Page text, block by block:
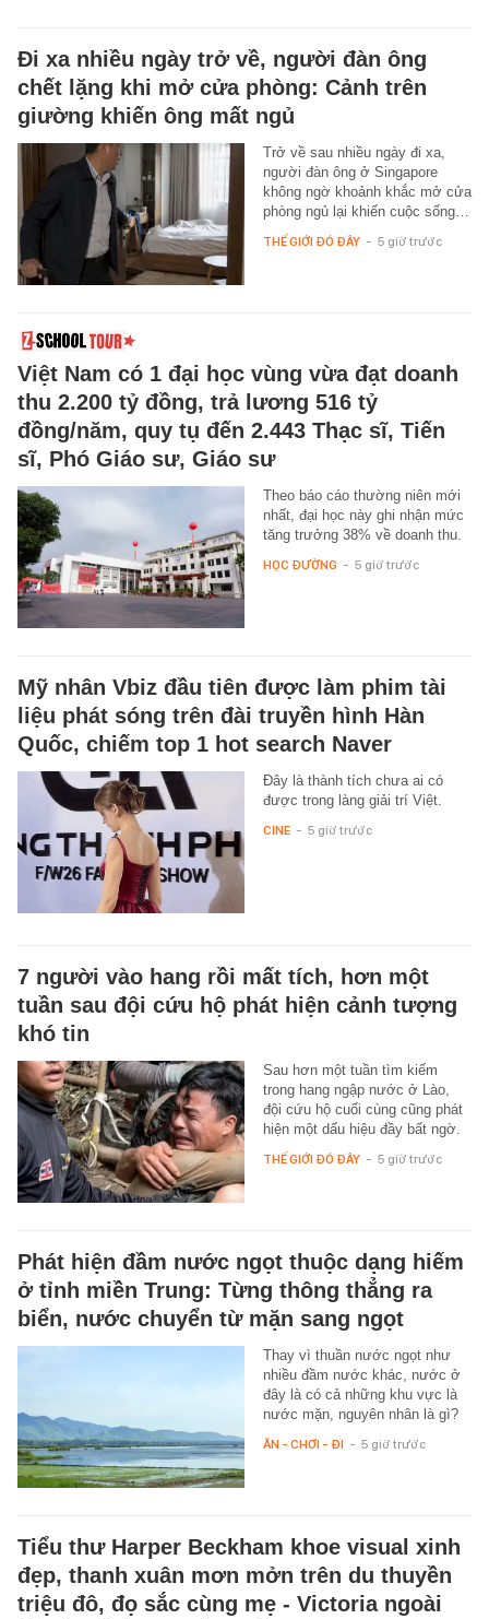
Đi xa nhiều ngày trở về, người đàn ông
chết lặng khi mở cửa phòng: Cảnh trên
giường khiến ông mất ngủ
Trở về sau nhiều ngày đi xa,
người đàn ông ở Singapore
không ngờ khoảnh khắc mở cửa
phòng ngủ lại khiến cuộc sống…
THẾ GIỚI ĐÓ ĐÂY - 5 giờ trước
Việt Nam có 1 đại học vùng vừa đạt doanh
thu 2.200 tỷ đồng, trả lương 516 tỷ
đồng/năm, quy tụ đến 2.443 Thạc sĩ, Tiến
sĩ, Phó Giáo sư, Giáo sư
Theo báo cáo thường niên mới
nhất, đại học này ghi nhận mức
tăng trưởng 38% về doanh thu.
HỌC ĐƯỜNG - 5 giờ trước
Mỹ nhân Vbiz đầu tiên được làm phim tài
liệu phát sóng trên đài truyền hình Hàn
Quốc, chiếm top 1 hot search Naver
Đây là thành tích chưa ai có
được trong làng giải trí Việt.
CINE - 5 giờ trước
7 người vào hang rồi mất tích, hơn một
tuần sau đội cứu hộ phát hiện cảnh tượng
khó tin
Sau hơn một tuần tìm kiếm
trong hang ngập nước ở Lào,
đội cứu hộ cuối cùng cũng phát
hiện một dấu hiệu đầy bất ngờ.
THẾ GIỚI ĐÓ ĐÂY - 5 giờ trước
Phát hiện đầm nước ngọt thuộc dạng hiếm
ở tỉnh miền Trung: Từng thông thẳng ra
biển, nước chuyển từ mặn sang ngọt
Thay vì thuần nước ngọt như
nhiều đầm nước khác, nước ở
đây là có cả những khu vực là
nước mặn, nguyên nhân là gì?
ĂN - CHƠI - ĐI - 5 giờ trước
Tiểu thư Harper Beckham khoe visual xinh
đẹp, thanh xuân mơn mởn trên du thuyền
triệu đô, đọ sắc cùng mẹ - Victoria ngoài